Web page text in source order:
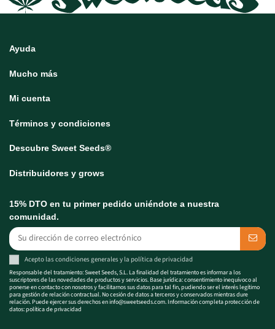
Ayuda
Mucho más
Mi cuenta
Términos y condiciones
Descubre Sweet Seeds®
Distribuidores y grows
15% DTO en tu primer pedido uniéndote a nuestra
comunidad.
Acepto lascondiciones generalesy la política de privacidad
Responsable del tratamiento: Sweet Seeds, S.L. La finalidad del tratamiento es informar a los
suscriptores de las novedades de productos y servicios. Base jurídica: consentimiento inequívoco al
ponerse en contacto con nosotros y facilitarnos sus datos para tal fin, pudiendo ser el interés legítimo
para gestión de relación contractual. No cesión de datos a terceros y conservados mientras dure
relación. Puede ejercer sus derechos eninfo@sweetseeds.com. Información completa protección de
datos:política de privacidad